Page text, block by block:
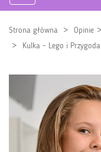
nawigację
Strona główna Opinie
Kulka - Lego i Przygoda